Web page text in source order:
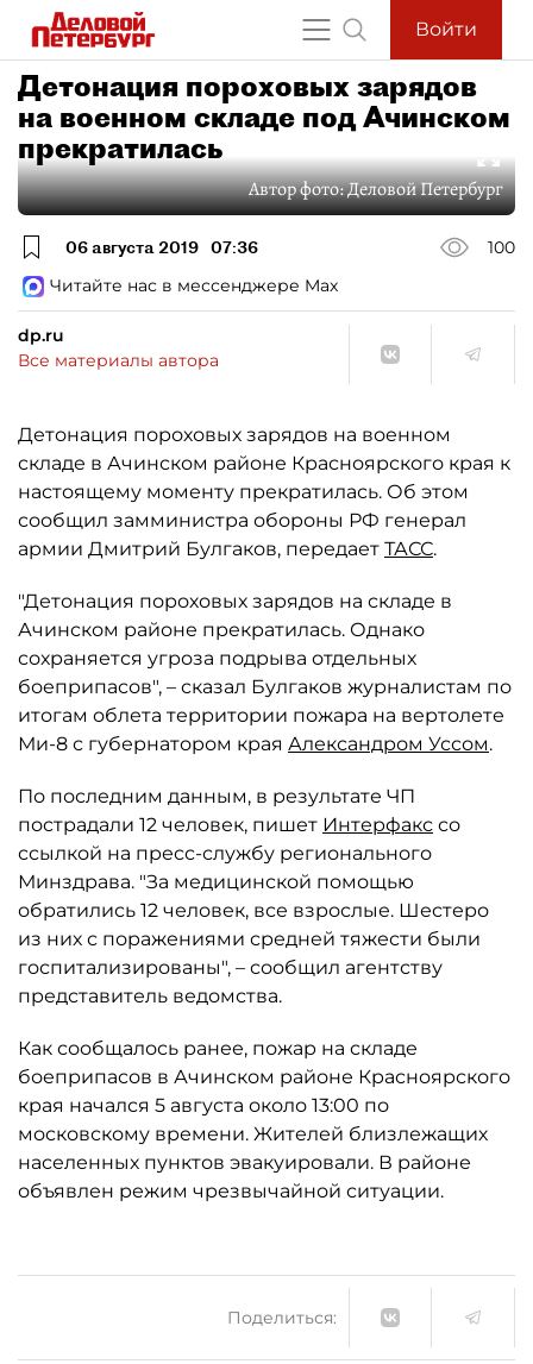
Войти
Детонация пороховых зарядов
на военном складе под Ачинском
прекратилась
Автор фото:Деловой Петербург
06 августа 2019 07:36
100
Читайте нас в мессенджере Max
dp.ru
Все материалы автора
Детонация пороховых зарядов на военном
складе в Ачинском районе Красноярского края к
настоящему моменту прекратилась. Об этом
сообщил замминистра обороны РФ генерал
армии Дмитрий Булгаков, передает ТАСС.
"Детонация пороховых зарядов на складе в
Ачинском районе прекратилась. Однако
сохраняется угроза подрыва отдельных
боеприпасов", – сказал Булгаков журналистам по
итогам облета территории пожара на вертолете
Ми-8 с губернатором края Александром Уссом.
По последним данным, в результате ЧП
пострадали 12 человек, пишет Интерфакс со
ссылкой на пресс-службу регионального
Минздрава. "За медицинской помощью
обратились 12 человек, все взрослые. Шестеро
из них с поражениями средней тяжести были
госпитализированы", – сообщил агентству
представитель ведомства.
Как сообщалось ранее, пожар на складе
боеприпасов в Ачинском районе Красноярского
края начался 5 августа около 13:00 по
московскому времени. Жителей близлежащих
населенных пунктов эвакуировали. В районе
объявлен режим чрезвычайной ситуации.
Поделиться: